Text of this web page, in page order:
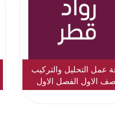
عمل التحليل والتركيب
الاول الفصل الاول